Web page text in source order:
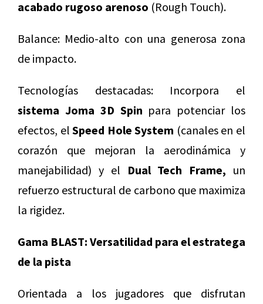
acabado rugoso arenoso (Rough Touch).
Balance: Medio-alto con una generosa zona
de impacto.
Tecnologías destacadas: Incorpora el
sistema Joma 3D Spin para potenciar los
efectos, elSpeed Hole System (canales en el
corazón que mejoran la aerodinámica y
manejabilidad) y el Dual Tech Frame, un
refuerzo estructural de carbono que maximiza
la rigidez.
Gama BLAST: Versatilidad para el estratega
de la pista
Orientada a los jugadores que disfrutan